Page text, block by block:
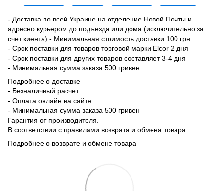
- Доставка по всей Украине на отделение Новой Почты и
адресно курьером до подъезда или дома (исключительно за
счет киента).- Минимальная стоимость доставки 100 грн
- Срок поставки для товаров торговой марки Elcor 2 дня
- Срок поставки для других товаров составляет 3-4 дня
- Минимальная сумма заказа 500 гривен
Подробнее о доставке
- Безналичный расчет
- Оплата онлайн на сайте
- Минимальная сумма заказа 500 гривен
Гарантия от производителя.
В соответствии с правилами возврата и обмена товара
Подробнее о возврате и обмене товара